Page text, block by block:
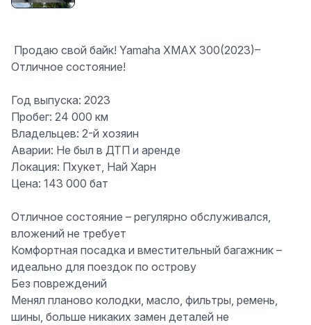
️ Продаю свой байк! Yamaha XMAX 300(2023)–
Отличное состояние! ️
Год выпуска: 2023
Пробег: 24 000 км
Владельцев: 2-й хозяин
Аварии: Не был в ДТП и аренде
Локация: Пхукет, Най Харн
Цена: 143 000 бат
Отличное состояние – регулярно обслуживался,
вложений не требует
Комфортная посадка и вместительный багажник –
идеально для поездок по острову
Без повреждений
Менял планово колодки, масло, фильтры, ремень,
шины, больше никаких замен деталей не